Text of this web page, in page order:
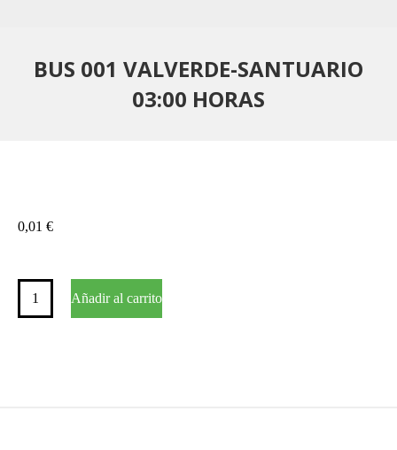
BUS 001 VALVERDE-SANTUARIO
03:00 HORAS
0,01 €
BUS
001
VALVERDE-
Añadir al carrito